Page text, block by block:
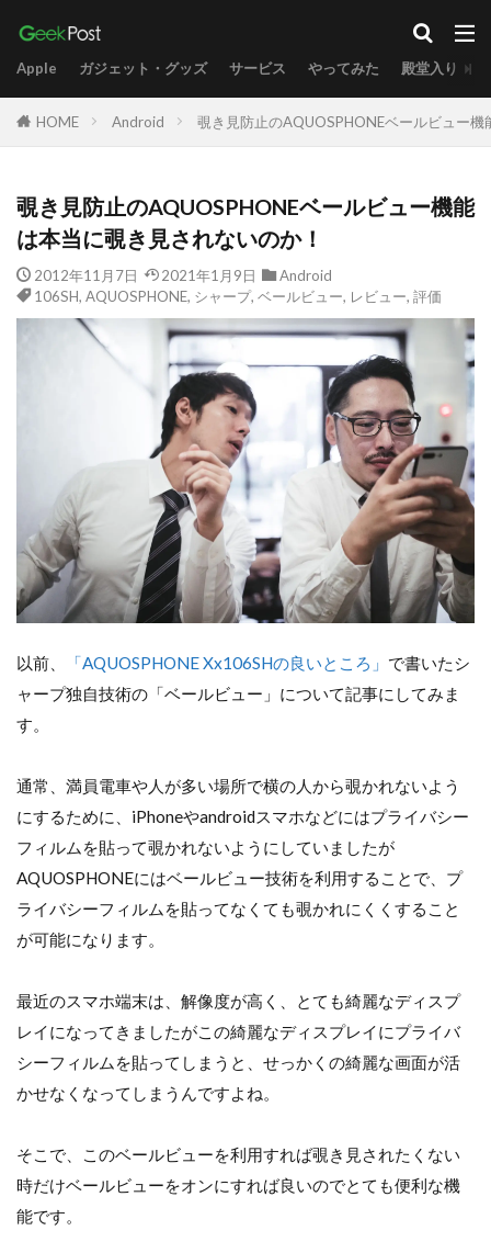
Apple ガジェット・グッズ サービス やってみた 殿堂入り
HOME Android 覗き見防止のAQUOSPHONEベールビュー
覗き見防止のAQUOSPHONEベールビュー機能
は本当に覗き見されないのか！
2012年11月7日 2021年1月9日
Android
106SH, AQUOSPHONE, シャープ, ベールビュー, レビュー, 評価
以前、 「AQUOSPHONE Xx106SHの良いところ」 で書いたシ
ャープ独自技術の「ベールビュー」について記事にしてみま
す。
通常、満員電車や人が多い場所で横の人から覗かれないよう
にするために、iPhoneやandroidスマホなどにはプライバシー
フィルムを貼って覗かれないようにしていましたが
AQUOSPHONEにはベールビュー技術を利用することで、プ
ライバシーフィルムを貼ってなくても覗かれにくくすること
が可能になります。
最近のスマホ端末は、解像度が高く、とても綺麗なディスプ
レイになってきましたがこの綺麗なディスプレイにプライバ
シーフィルムを貼ってしまうと、せっかくの綺麗な画面が活
かせなくなってしまうんですよね。
そこで、このベールビューを利用すれば覗き見されたくない
時だけベールビューをオンにすれば良いのでとても便利な機
能です。